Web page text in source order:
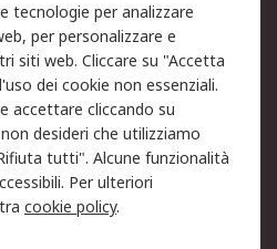
Informativa Privacy -
Aggiornata
Termini d'uso
Condizioni generali di
servizio
tecnologie per analizzare
per personalizzare e
siti web. Cliccare su "Accetta
dei cookie non essenziali.
accettare cliccando su
desideri che utilizziamo
tutti". Alcune funzionalità
Per ulteriori
cookie policy.